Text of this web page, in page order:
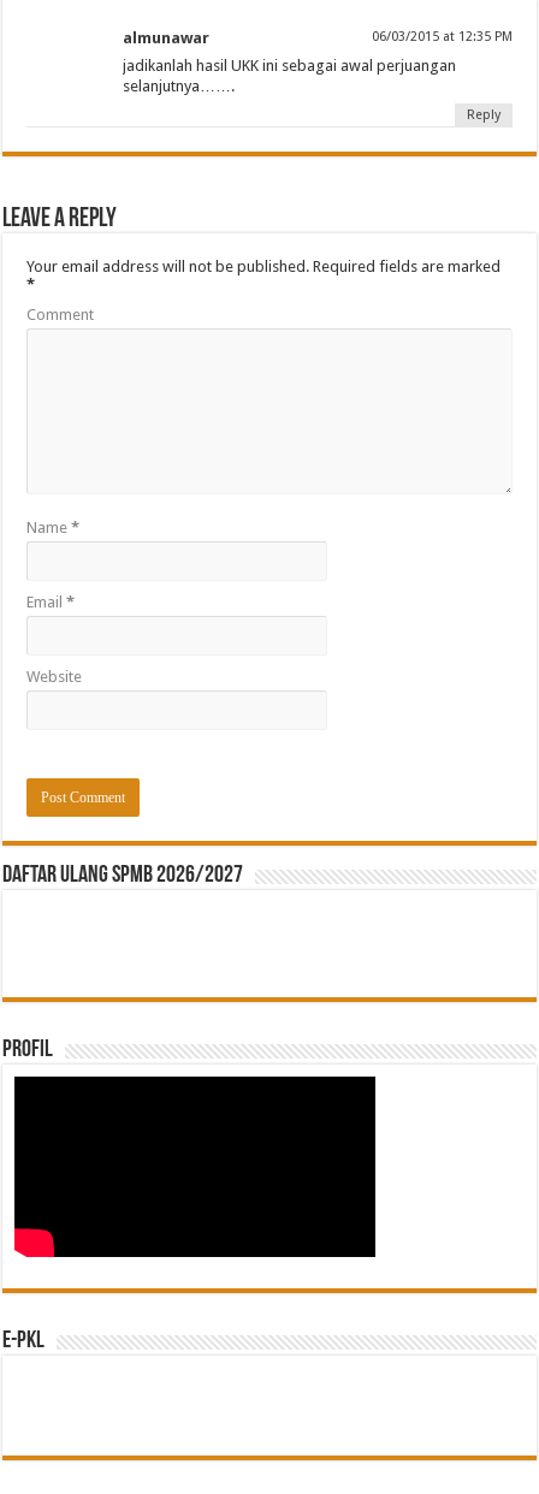
almunawar 06/03/2015 at 12:35 PM
jadikanlah hasil UKK ini sebagai awal perjuangan
selanjutnya…….
Reply
Leave a Reply
Your email address will not be published. Required fields are marked
*
Comment
Name*
Email*
Website
Daftar ulang SPMB 2026/2027
Profil
e-PKL